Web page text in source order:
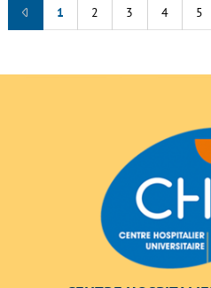
1 2 3 4 5